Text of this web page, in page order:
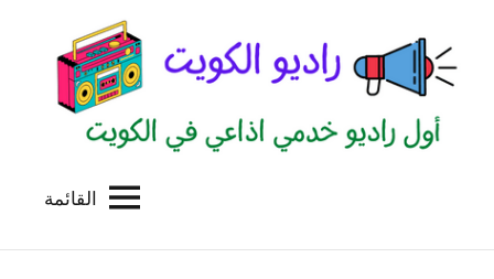
المحتوى
الكويت
القائمة